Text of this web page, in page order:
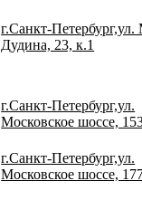
г.Санкт-
Дудина, 23, к.1
г.Санкт-Петербург,ул.
Московское шоссе,
г.Санкт-Петербург,ул.
Московское шоссе,